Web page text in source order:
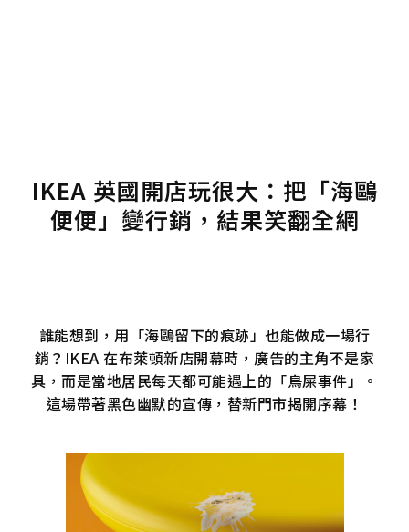
IKEA 英國開店玩很大：把「海鷗
便便」變行銷，結果笑翻全網
誰能想到，用「海鷗留下的痕跡」也能做成一場行
銷？IKEA 在布萊頓新店開幕時，廣告的主角不是家
具，而是當地居民每天都可能遇上的「鳥屎事件」。
這場帶著黑色幽默的宣傳，替新門市揭開序幕！